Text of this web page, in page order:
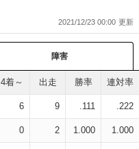
2021/12/23 00:00
障害
4着～ 出走 勝率 連対率
6 9 .111 .222
0 2 1.000 1.000